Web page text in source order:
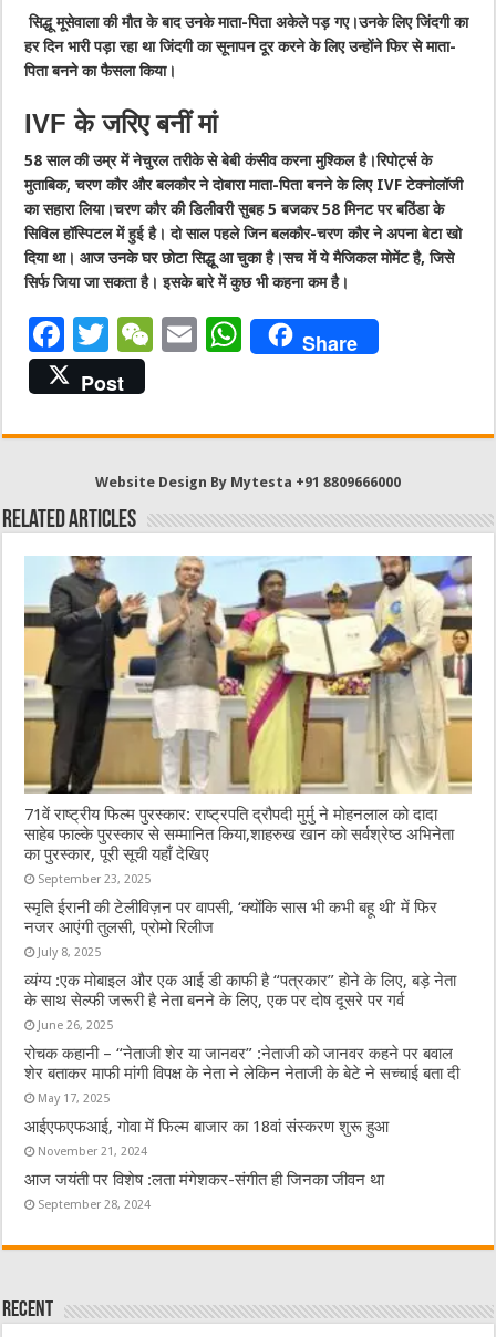
सिद्धू मूसेवाला की मौत के बाद उनके माता-पिता अकेले पड़ गए।उनके लिए जिंदगी का
हर दिन भारी पड़ा रहा था जिंदगी का सूनापन दूर करने के लिए उन्होंने फिर से माता-
पिता बनने का फैसला किया।
IVF के जरिए बनीं मां
58 साल की उम्र में नेचुरल तरीके से बेबी कंसीव करना मुश्किल है।रिपोर्ट्स के
मुताबिक, चरण कौर और बलकौर ने दोबारा माता-पिता बनने के लिए IVF टेक्नोलॉजी
का सहारा लिया।चरण कौर की डिलीवरी सुबह 5 बजकर 58 मिनट पर बठिंडा के
सिविल हॉस्पिटल में हुई है। दो साल पहले जिन बलकौर-चरण कौर ने अपना बेटा खो
दिया था। आज उनके घर छोटा सिद्धू आ चुका है।सच में ये मैजिकल मोमेंट है, जिसे
सिर्फ जिया जा सकता है। इसके बारे में कुछ भी कहना कम है।
F
a
c
e
o
o
k
T
w
it
te
r
W
h
at
E
l
W
s
A
p
p
Share
Post
Website Design By Mytesta +91 8809666000
Related Articles
71वें राष्ट्रीय फिल्म पुरस्कार: राष्ट्रपति द्रौपदी मुर्मु ने मोहनलाल को दादा
साहेब फाल्के पुरस्कार से सम्मानित किया,शाहरुख खान को सर्वश्रेष्ठ अभिनेता
का पुरस्कार, पूरी सूची यहाँ देखिए
September 23, 2025
स्मृति ईरानी की टेलीविज़न पर वापसी, ‘क्योंकि सास भी कभी बहू थी’ में फिर
नजर आएंगी तुलसी, प्रोमो रिलीज
July 8, 2025
व्यंग्य :एक मोबाइल और एक आई डी काफी है “पत्रकार” होने के लिए, बड़े नेता
के साथ सेल्फी जरूरी है नेता बनने के लिए, एक पर दोष दूसरे पर गर्व
June 26, 2025
रोचक कहानी – “नेताजी शेर या जानवर” :नेताजी को जानवर कहने पर बवाल
शेर बताकर माफी मांगी विपक्ष के नेता ने लेकिन नेताजी के बेटे ने सच्चाई बता दी
May 17, 2025
आईएफएफआई, गोवा में फिल्म बाजार का 18वां संस्करण शुरू हुआ
November 21, 2024
आज जयंती पर विशेष :लता मंगेशकर-संगीत ही जिनका जीवन था
September 28, 2024
Recent